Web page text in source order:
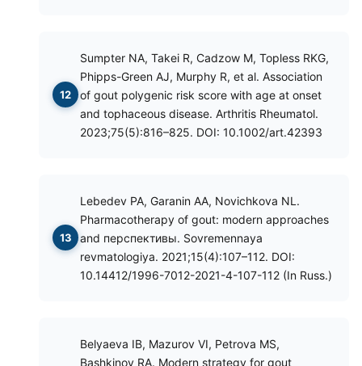
Sumpter NA, Takei R, Cadzow M, Topless RKG,
Phipps-Green AJ, Murphy R, et al. Association
of gout polygenic risk score with age at onset
and tophaceous disease. Arthritis Rheumatol.
2023;75(5):816–825. DOI: 10.1002/art.42393
Lebedev PA, Garanin AA, Novichkova NL.
Pharmacotherapy of gout: modern approaches
and перспективы. Sovremennaya
revmatologiya. 2021;15(4):107–112. DOI:
10.14412/1996-7012-2021-4-107-112 (In Russ.)
Belyaeva IB, Mazurov VI, Petrova MS,
Bashkinov RA. Modern strategy for gout